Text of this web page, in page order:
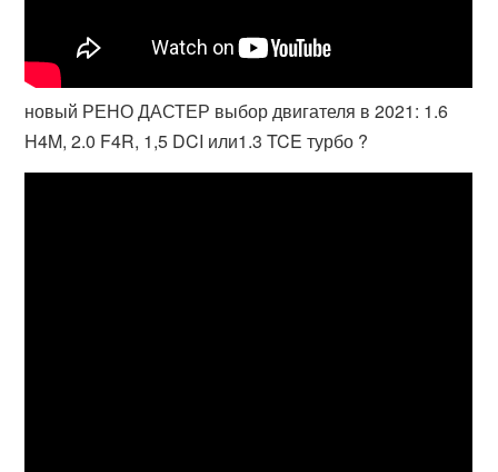
новый РЕНО ДАСТЕР выбор двигателя в 2021: 1.6
H4M, 2.0 F4R, 1,5 DCI или1.3 TCE турбо ?